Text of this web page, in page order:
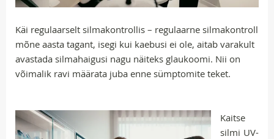
Käi regulaarselt silmakontrollis – regulaarne silmakontroll
mõne aasta tagant, isegi kui kaebusi ei ole, aitab varakult
avastada silmahaigusi nagu näiteks glaukoomi. Nii on
võimalik ravi määrata juba enne sümptomite teket.
Kaitse
silmi UV-